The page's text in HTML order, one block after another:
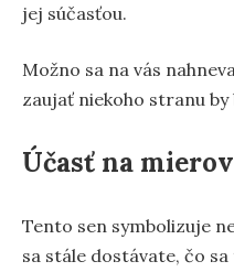
jej súčasťou.
Možno sa na vás
zaujať niekoho stranu by
Účasť na
Tento sen symbolizuje
sa stále dostávate, čo